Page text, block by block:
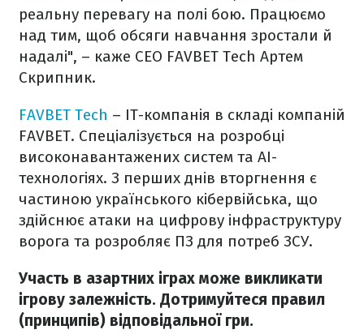
реальну перевагу на полі бою. Працюємо
над тим, щоб обсяги навчання зростали й
надалі", – каже СЕО FAVBET Tech Артем
Скрипник.
FAVBET Tech – ІТ-компанія в складі компаній
FAVBET. Спеціалізується на розробці
високонавантажених систем та AI-
технологіях. З перших днів вторгнення є
частиною українського кібервійська, що
здійснює атаки на цифрову інфраструктуру
ворога та розробляє ПЗ для потреб ЗСУ.
Участь в азартних іграх може викликати
ігрову залежність. Дотримуйтеся правил
(принципів) відповідальної гри.